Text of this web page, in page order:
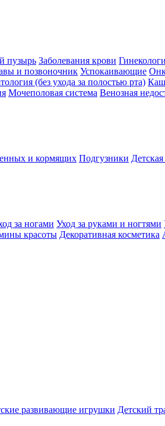
пузырь Заболевания крови
и позвоночник Успокаивающие
(без ухода за полостью рта)
Мочеполовая система Венозная
и кормящих Подгузники
за ногами Уход за руками и ногтями
красоты Декоративная косметика
развивающие игрушки Детский